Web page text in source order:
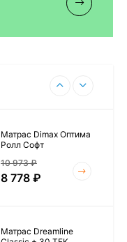
Матрас Vitaflex Foam
Матрас Dimax Оптима
Ролл Софт
10 973₽
8 778 ₽
Матрас Dreamline